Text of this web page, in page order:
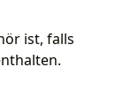
ist, falls